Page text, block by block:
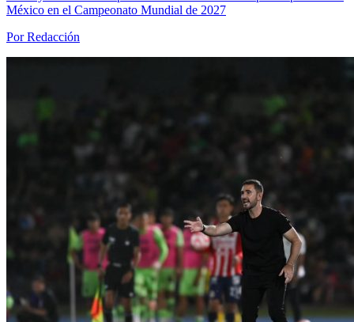
México en el Campeonato Mundial de 2027
Por Redacción